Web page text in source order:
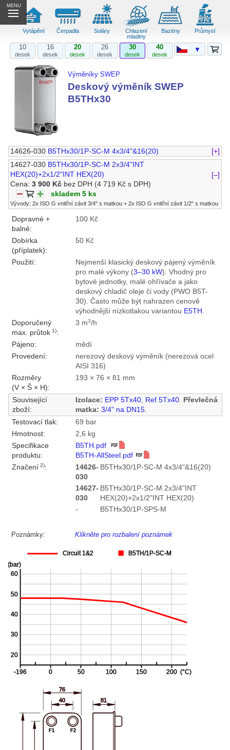
MENU
Vytápění Čerpadla Soláry
Chlazení
mladiny
Bazény Průmysl
10
desek
16
desek
20
desek
26
desek
30
desek
40
desek
Výměníky SWEP
Deskový výměník SWEP
B5THx30
14626-030 B5THx30/1P-SC-M 4x3/4"&16(20)
[+]
14627-030 B5THx30/1P-SC-M 2x3/4"INT
HEX(20)+2x1/2"INT HEX(20)
[–]
Cena:3 900 Kč bez DPH (4 719 Kč s DPH)
skladem 5 ks
Vývody: 2x ISO G vnitřní závit 3/4" s matkou + 2x ISO G vnitřní závit 1/2" s matkou
Dopravné +
balné:
100 Kč
Dobírka
(příplatek):
50 Kč
Použití:
Nejmenší klasický deskový pájený výměník
pro malé výkony (3–30 kW). Vhodný pro
bytové jednotky, malé ohřívače a jako
deskový chladič oleje či vody (PWO B5T-
30). Často může být nahrazen cenově
výhodnější nízkotlakou variantou E5TH
Doporučený
max. průtok1):
3 m3/h
Pájeno:
mědí
Provedení:
nerezový deskový výměník (nerezová ocel
AISI 316)
Rozměry
(V × Š × H):
193 × 76 × 81 mm
Související
zboží:
Izolace: EPP 5Tx40, Ref 5Tx40.
Převlečná
matka: 3/4" na DN15.
Testovací tlak:
69 bar
Hmotnost:
2,6 kg
Specifikace
produktu:
B5TH.pdf
B5TH-AllSteel.pdf
Značení2):
14626-
030
B5THx30/1P-SC-M 4x3/4"&16(20)
14627-
030
B5THx30/1P-SC-M 2x3/4"INT
HEX(20)+2x1/2"INT HEX(20)
-
B5THx30/1P-SPS-M
Poznámky: Klikněte pro rozbalení poznámek
▼